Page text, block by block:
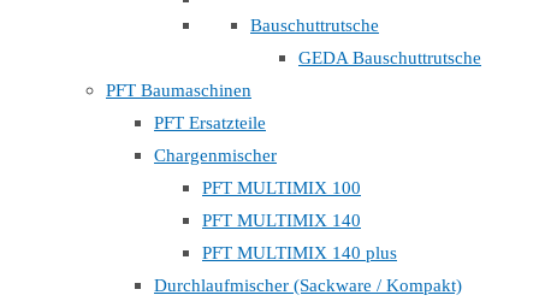
Bauschuttrutsche
GEDA Bauschuttrutsche
PFT Baumaschinen
PFT Ersatzteile
Chargenmischer
PFT MULTIMIX 100
PFT MULTIMIX 140
PFT MULTIMIX 140 plus
Durchlaufmischer (Sackware / Kompakt)